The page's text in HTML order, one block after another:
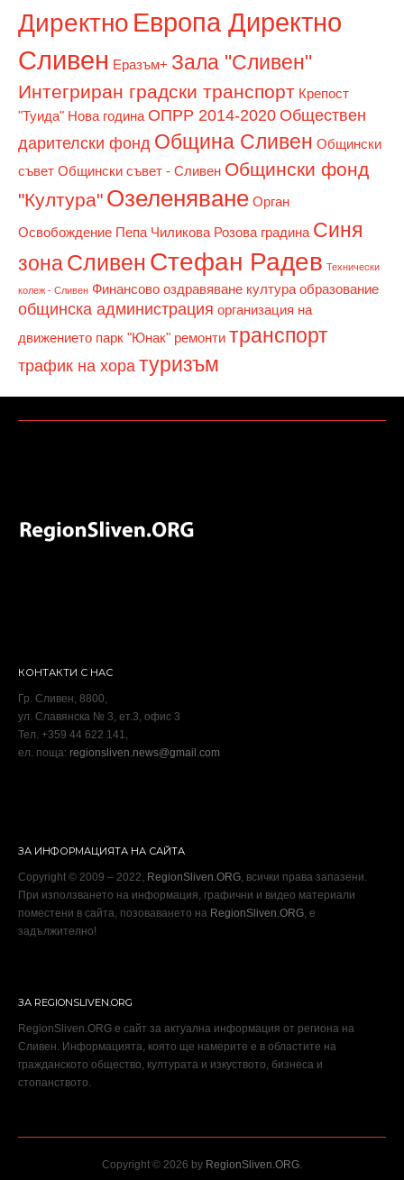
Директно Европа Директно
Сливен Еразъм+ Зала "Сливен"
Интегриран градски транспорт Крепост
"Туида" Нова година ОПРР 2014-2020 Обществен
дарителски фонд Община Сливен Общински
съвет Общински съвет - Сливен Общински фонд
"Култура" Озеленяване Орган
Освобождение Пепа Чиликова Розова градина Синя
зонаСливен Стефан Радев Технически
колеж - Сливен Финансово оздравяване култура образование
общинска администрация организация на
движението парк "Юнак" ремонти транспорт
трафик на хора туризъм
КОНТАКТИ С НАС
Гр. Сливен, 8800,
ул. Славянска № 3, ет.3, офис 3
Тел. +359 44 622 141,
ел. поща: regionsliven.news@gmail.com
ЗА ИНФОРМАЦИЯТА НА САЙТА
Copyright © 2009 – 2022, RegionSliven.ORG, всички права запазени.
При използването на информация, графични и видео материали
поместени в сайта, позоваването на RegionSliven.ORG, е
задължително!
ЗА REGIONSLIVEN.ORG
RegionSliven.ORG е сайт за актуална информация от региона на
Сливен. Информацията, която ще намерите е в областите на
гражданското общество, културата и изкуството, бизнеса и
стопанството.
Copyright © 2026 by RegionSliven.ORG.